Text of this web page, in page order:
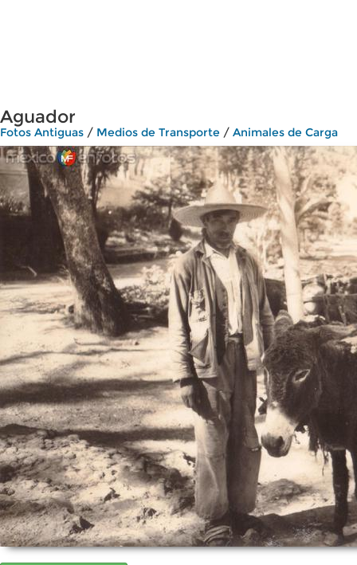
Aguador
Fotos Antiguas / Medios de Transporte / Animales de Carga